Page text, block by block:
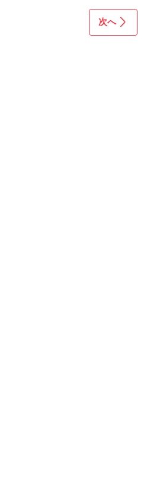
次へ